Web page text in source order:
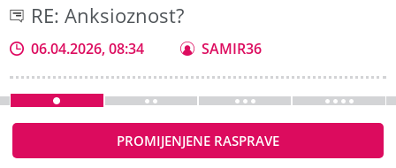
RE: Anksioznost?
06.04.2026, 08:34 SAMIR36
PROMIJENJENE RASPRAVE